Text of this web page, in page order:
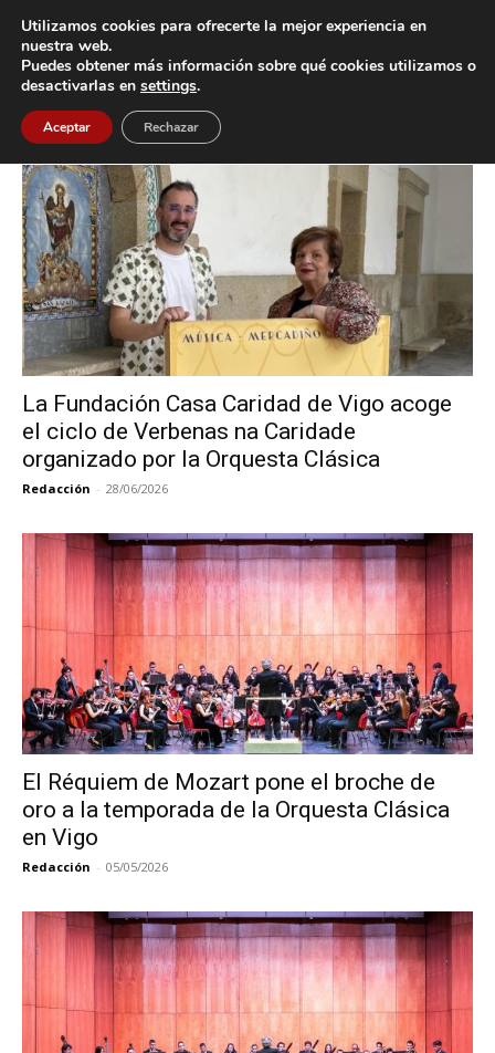
Inicio Etiquetas Orquesta Clásica de Vigo
Etiqueta: Orquesta Clásica de Vigo
La Fundación Casa Caridad de Vigo acoge
el ciclo de Verbenas na Caridade
organizado por la Orquesta Clásica
Redacción - 28/06/2026
El Réquiem de Mozart pone el broche de
oro a la temporada de la Orquesta Clásica
en Vigo
Redacción - 05/05/2026
Utilizamos cookies para ofrecerte la mejor experiencia en
nuestra web.
Puedes obtener más información sobre qué cookies utilizamos o
desactivarlas en settings.
Aceptar Rechazar